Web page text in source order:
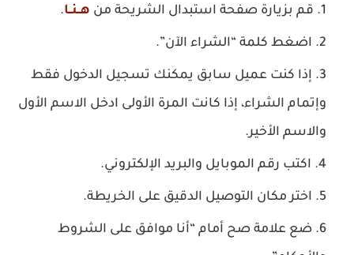
قم بزيارة صفحة استبدال الشريحة من هــنــا.
اضغط كلمة “الشراء الآن”.
إذا كنت عميل سابق يمكنك تسجيل الدخول فقط
وإتمام الشراء، إذا كانت المرة الأولى ادخل الاسم الأول
والاسم الأخير.
اكتب رقم الموبايل والبريد الإلكتروني.
اختر مكان التوصيل الدقيق على الخريطة.
ضع علامة صح أمام “أنا موافق على الشروط